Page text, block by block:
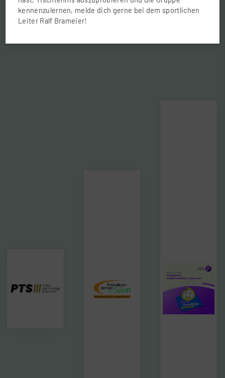
kennenzulernen, melde dich gerne bei dem sportlichen
Leiter Ralf Brameier!